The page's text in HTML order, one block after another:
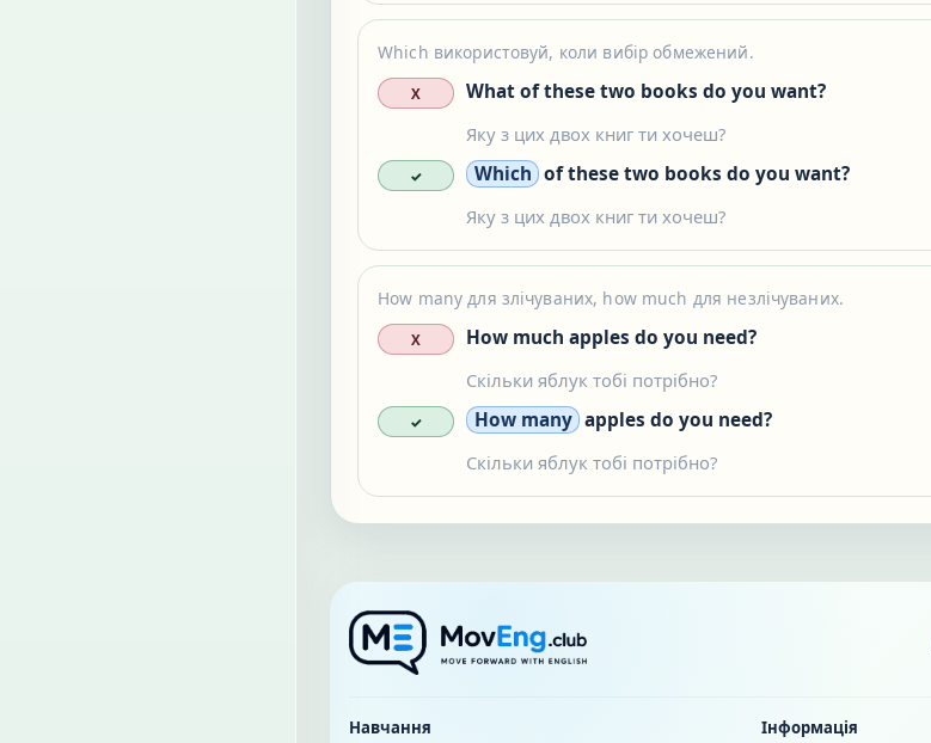
Which використовуй, коли вибір обмежений.
X What of these two books do you want?
Яку з цих двох книг ти хочеш?
✓ Which of these two books do you want?
Яку з цих двох книг ти хочеш?
How many для злічуваних, how much для незлічуваних.
X How much apples do you need?
Скільки яблук тобі потрібно?
✓ How many apples do you need?
Скільки яблук тобі потрібно?
Навчання Інформація